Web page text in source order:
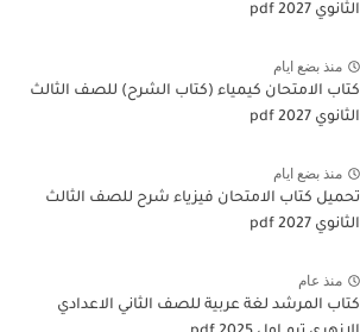
الثانوي 2027 pdf
منذ بضع ايام
كتاب الامتحان كيمياء (كتاب الشرح) للصف الثالث
الثانوي pdf 2027
منذ بضع ايام
تحميل كتاب الامتحان فيزياء شرح للصف الثالث
الثانوي 2027 pdf
منذ عام
كتاب المرشد لغة عربية للصف الثاني الاعدادي